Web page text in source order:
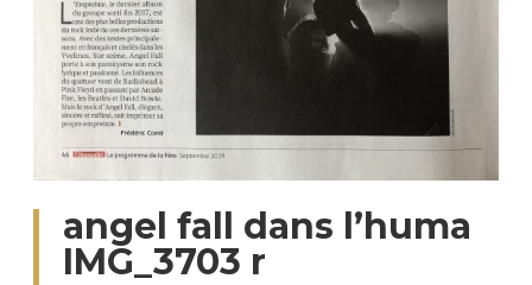
angel fall dans l’huma
IMG_3703 r